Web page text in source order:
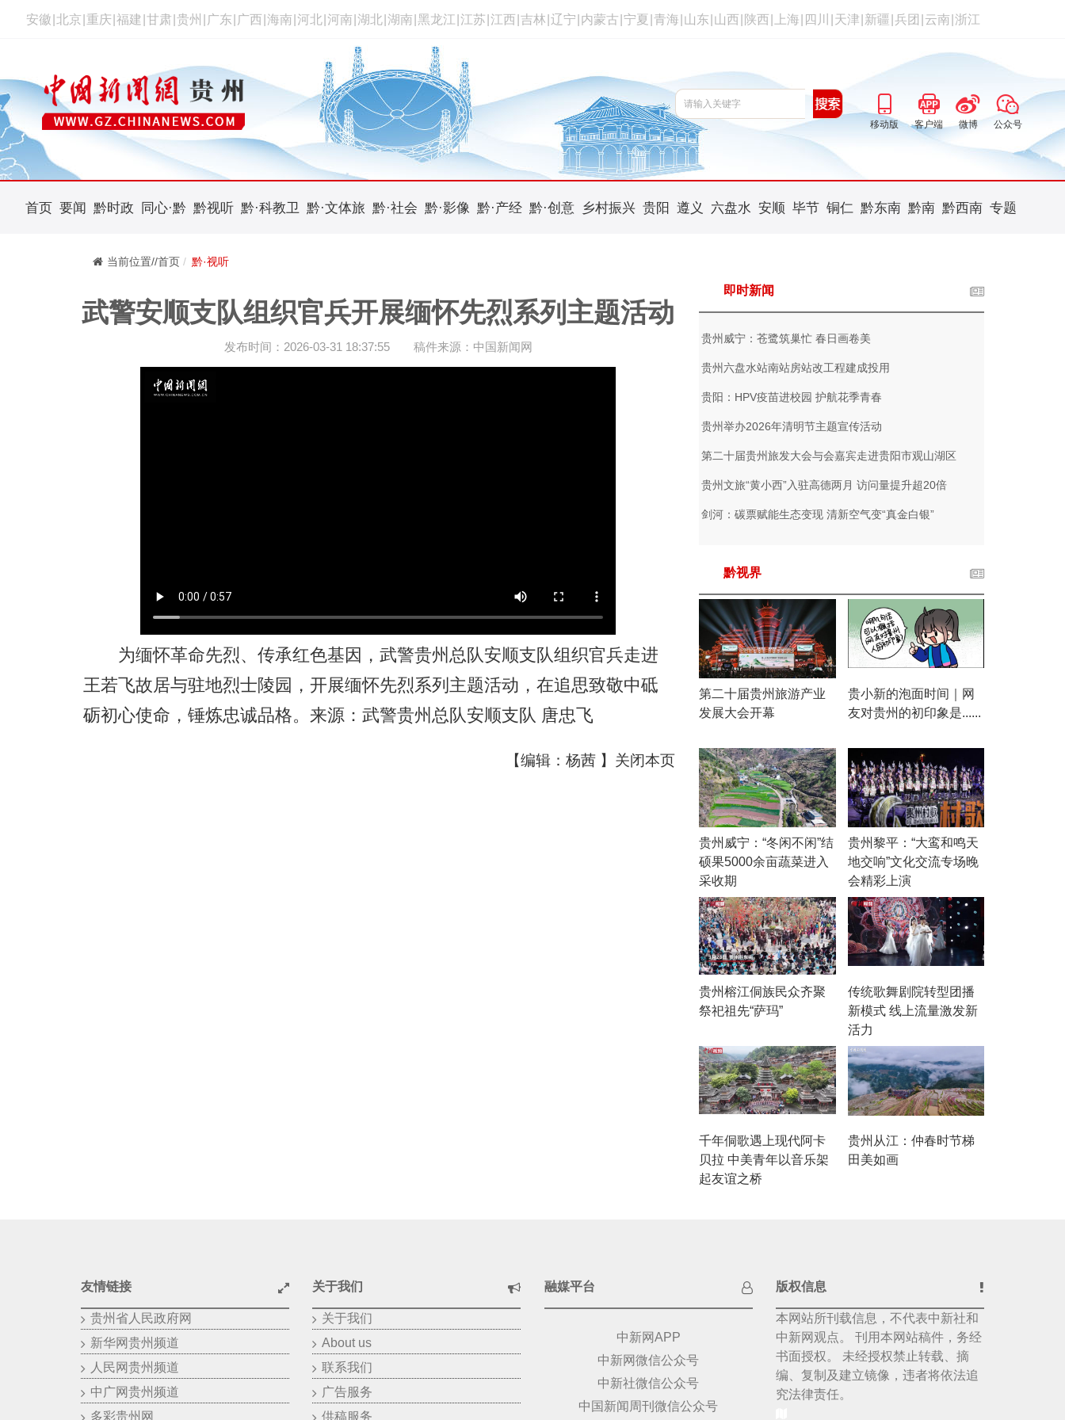
安徽 北京 重庆 福建 甘肃 贵州 广东 广西 海南 河北 河南 湖北 湖南 黑龙江 江苏 江西 吉林 辽宁 内蒙古 宁夏 青海 山东 山西 陕西 上海 四川 天津 新疆 兵团 云南 浙江
移动版 客户端 微博 公众号
首页 要闻 黔时政 同心·黔 黔视听 黔·科教卫 黔·文体旅 黔·社会 黔·影像 黔·产经 黔·创意 乡村振兴 贵阳 遵义 六盘水 安顺 毕节 铜仁 黔东南 黔南 黔西南 专题
当前位置//首页 黔·视听
武警安顺支队组织官兵开展缅怀先烈系列主题活动
发布时间：2026-03-31 18:37:55 稿件来源：中国新闻网
为缅怀革命先烈、传承红色基因，武警贵州总队安顺支队组织官兵走进
王若飞故居与驻地烈士陵园，开展缅怀先烈系列主题活动，在追思致敬中砥
砺初心使命，锤炼忠诚品格。来源：武警贵州总队安顺支队 唐忠飞
【编辑：杨茜 】 关闭本页
即时新闻
贵州威宁：苍鹭筑巢忙 春日画卷美
贵州六盘水站南站房站改工程建成投用
贵阳：HPV疫苗进校园 护航花季青春
贵州举办2026年清明节主题宣传活动
第二十届贵州旅发大会与会嘉宾走进贵阳市观山湖区
贵州文旅“黄小西”入驻高德两月 访问量提升超20倍
剑河：碳票赋能生态变现 清新空气变“真金白银”
黔视界
第二十届贵州旅游产业
发展大会开幕
贵小新的泡面时间｜网
友对贵州的初印象是......
贵州威宁：“冬闲不闲”结
硕果5000余亩蔬菜进入
采收期
贵州黎平：“大鸾和鸣天
地交响”文化交流专场晚
会精彩上演
贵州榕江侗族民众齐聚
祭祀祖先“萨玛”
传统歌舞剧院转型团播
新模式 线上流量激发新
活力
千年侗歌遇上现代阿卡
贝拉 中美青年以音乐架
起友谊之桥
贵州从江：仲春时节梯
田美如画
友情链接
贵州省人民政府网
新华网贵州频道
人民网贵州频道
中广网贵州频道
多彩贵州网
关于我们
关于我们
About us
联系我们
广告服务
供稿服务
融媒平台
中新网APP
中新网微信公众号
中新社微信公众号
中国新闻周刊微信公众号
版权信息
本网站所刊载信息，不代表中新社和
中新网观点。 刊用本网站稿件，务经
书面授权。 未经授权禁止转载、摘
编、复制及建立镜像，违者将依法追
究法律责任。